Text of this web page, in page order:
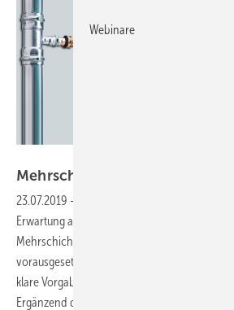
Mehrschicht-Verbundrohre im
23.07.2019 -
Erwartung an den Lebenszyklus eines
Mehrschicht-Verbundrohre eine Lebensdauer
vorausgesetzt. Für die Ermittlung dieser
klare Vorgaben, die auf Normen und
Ergänzend dazu dokumentieren Prüf- und
Webinare